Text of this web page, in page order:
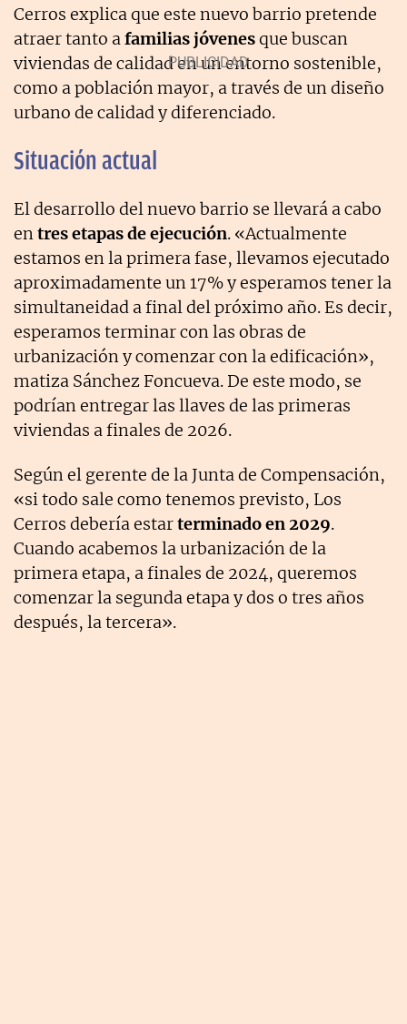
Cerros explica que este nuevo barrio pretende
atraer tanto afamilias jóvenesque buscan
viviendas de calidad en un entorno sostenible,
como a población mayor, a través de un diseño
urbano de calidad y diferenciado.
Situación actual
El desarrollo del nuevo barrio se llevará a cabo
entres etapas de ejecución. «Actualmente
estamos en la primera fase, llevamos ejecutado
aproximadamente un 17% y esperamos tener la
simultaneidad a final del próximo año. Es decir,
esperamos terminar con las obras de
urbanización y comenzar con la edificación»,
matiza Sánchez Foncueva. De este modo, se
podrían entregar las llaves de las primeras
viviendas a finales de 2026.
Según el gerente de la Junta de Compensación,
«si todo sale como tenemos previsto, Los
Cerros debería estarterminado en 2029.
Cuando acabemos la urbanización de la
primera etapa, a finales de 2024, queremos
comenzar la segunda etapa y dos o tres años
después, la tercera».